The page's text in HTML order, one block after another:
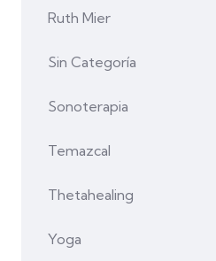
Ruth Mier
Sin Categoría
Sonoterapia
Temazcal
Thetahealing
Yoga